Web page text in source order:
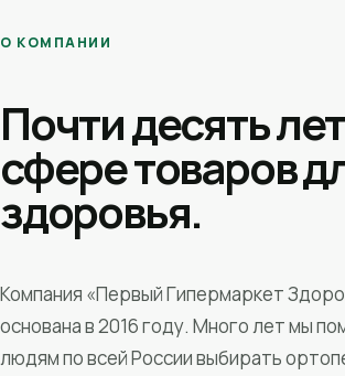
О КОМПАНИИ
Почти десять
сфере товаров
здоровья.
Компания «Первый Гипермаркет
основана в 2016 году. Много лет мы
людям по всей России выбирать